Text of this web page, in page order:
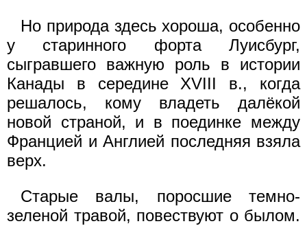
Но природа здесь хороша, особенно
у старинного форта Луисбург,
сыгравшего важную роль в истории
Канады в середине XVIII в., когда
решалось, кому владеть далёкой
новой страной, и в поединке между
Францией и Англией последняя взяла
верх.
Старые валы, поросшие темно-
зеленой травой, повествуют о былом.